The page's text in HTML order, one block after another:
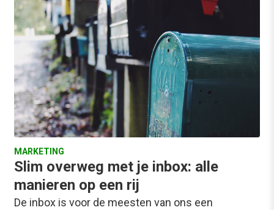
MARKETING
Slim overweg met je inbox: alle
manieren op een rij
De inbox is voor de meesten van ons een